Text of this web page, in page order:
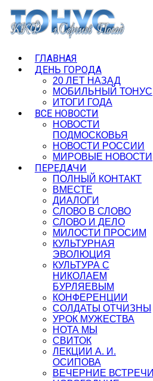
ГЛАВНАЯ
ДЕНЬ ГОРОДА
20 ЛЕТ НАЗАД
МОБИЛЬНЫЙ ТОНУС
ИТОГИ ГОДА
ВСЕ НОВОСТИ
НОВОСТИ
ПОДМОСКОВЬЯ
НОВОСТИ РОССИИ
МИРОВЫЕ НОВОСТИ
ПЕРЕДАЧИ
ПОЛНЫЙ КОНТАКТ
ВМЕСТЕ
ДИАЛОГИ
СЛОВО В СЛОВО
СЛОВО И ДЕЛО
МИЛОСТИ ПРОСИМ
КУЛЬТУРНАЯ
ЭВОЛЮЦИЯ
КУЛЬТУРА С
НИКОЛАЕМ
БУРЛЯЕВЫМ
КОНФЕРЕНЦИИ
СОЛДАТЫ ОТЧИЗНЫ
УРОК МУЖЕСТВА
НОТА МЫ
СВИТОК
ЛЕКЦИИ А. И.
ОСИПОВА
ВЕЧЕРНИЕ ВСТРЕЧИ